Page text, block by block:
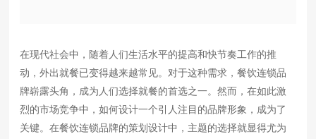
在现代社会中，随着人们生活水平的提高和快节奏工作的推
动，外出就餐已变得越来越常见。对于这种需求，餐饮连锁品
牌崭露头角，成为人们选择就餐的首选之一。然而，在如此激
烈的市场竞争中，如何设计一个引人注目的品牌形象，成为了
关键。在餐饮连锁品牌的策划设计中，主题的选择就显得尤为